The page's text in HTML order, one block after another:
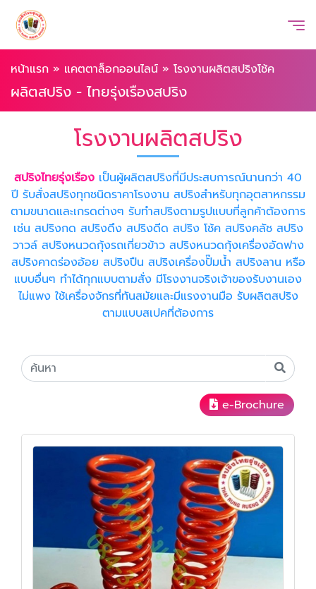
หน้าแรก » แคตตาล็อกออนไลน์ » โรงงานผลิตสปริงโช้ค
ผลิตสปริง - ไทยรุ่งเรืองสปริง
โรงงานผลิตสปริง
สปริงไทยรุ่งเรือง เป็นผู้ผลิตสปริงที่มีประสบการณ์นานกว่า 40
ปี รับสั่งสปริงทุกชนิดราคาโรงงาน สปริงสำหรับทุกอุตสาหกรรม
ตามขนาดและเกรดต่างๆ รับทำสปริงตามรูปแบบที่ลูกค้าต้องการ
เช่น สปริงกด สปริงดึง สปริงดีด สปริง โช้ค สปริงคลัช สปริง
วาวล์ สปริงหนวดกุ้งรถเกี่ยวข้าว สปริงหนวดกุ้งเครื่องอัดฟาง
สปริงคาดร่องอ้อย สปริงปืน สปริงเครื่องปั๊มน้ำ สปริงลาน หรือ
แบบอื่นๆ ทำได้ทุกแบบตามสั่ง มีโรงงานจริงเจ้าของรับงานเอง
ไม่แพง ใช้เครื่องจักรที่ทันสมัยและมีแรงงานมือ รับผลิตสปริง
ตามแบบสเปคที่ต้องการ
e-Brochure